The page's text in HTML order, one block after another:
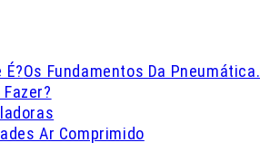
É?Os Fundamentos Da Pneumática.
Fazer?
Ar Comprimido